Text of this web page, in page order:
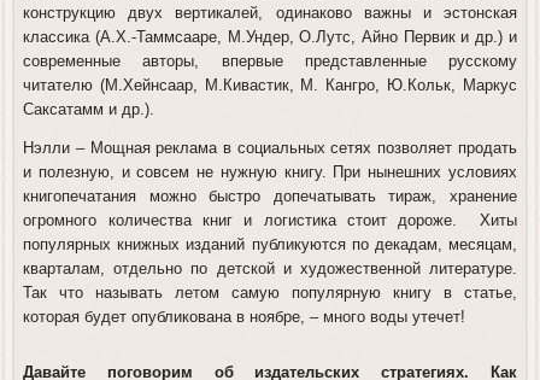
конструкцию двух вертикалей, одинаково важны и эстонская
классика (А.Х.-Таммсааре, М.Ундер, О.Лутс, Айно Первик и др.) и
современные авторы, впервые представленные русскому
читателю (М.Хейнсаар, М.Кивастик, М. Кангро, Ю.Кольк, Маркус
Саксатамм и др.).
Нэлли – Мощная реклама в социальных сетях позволяет продать
и полезную, и совсем не нужную книгу. При нынешних условиях
книгопечатания можно быстро допечатывать тираж, хранение
огромного количества книг и логистика стоит дороже. Хиты
популярных книжных изданий публикуются по декадам, месяцам,
кварталам, отдельно по детской и художественной литературе.
Так что называть летом самую популярную книгу в статье,
которая будет опубликована в ноябре, – много воды утечет!
Давайте поговорим об издательских стратегиях. Как